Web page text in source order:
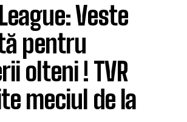
Veste
pentru
olteni ! TVR
meciul de la